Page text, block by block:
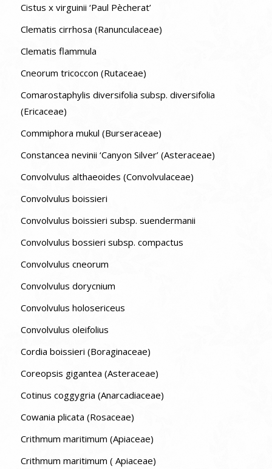
Cistus x virguinii ‘Paul Pècherat’
Clematis cirrhosa (Ranunculaceae)
Clematis flammula
Cneorum tricoccon (Rutaceae)
Comarostaphylis diversifolia subsp. diversifolia
(Ericaceae)
Commiphora mukul (Burseraceae)
Constancea nevinii ‘Canyon Silver’ (Asteraceae)
Convolvulus althaeoides (Convolvulaceae)
Convolvulus boissieri
Convolvulus boissieri subsp. suendermanii
Convolvulus bossieri subsp. compactus
Convolvulus cneorum
Convolvulus dorycnium
Convolvulus holosericeus
Convolvulus oleifolius
Cordia boissieri (Boraginaceae)
Coreopsis gigantea (Asteraceae)
Cotinus coggygria (Anarcadiaceae)
Cowania plicata (Rosaceae)
Crithmum maritimum (Apiaceae)
Crithmum maritimum ( Apiaceae)